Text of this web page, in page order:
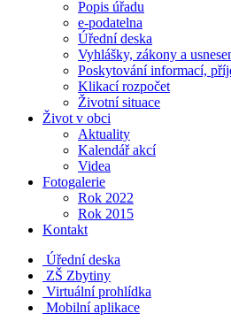
Popis úřadu
e-podatelna
Úřední deska
Vyhlášky, zákony a
Poskytování informací,
Klikací rozpočet
Životní situace
Život v obci
Aktuality
Kalendář akcí
Videa
Fotogalerie
Rok 2022
Rok 2015
Kontakt
Úřední deska
ZŠ Zbytiny
Virtuální prohlídka
Mobilní aplikace